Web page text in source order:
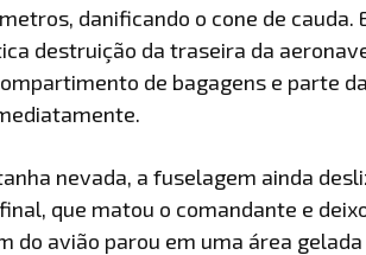
danificando o cone de cauda.
destruição da traseira da
de bagagens e parte
nevada, a fuselagem ainda
que matou o comandante e
do avião parou em uma área